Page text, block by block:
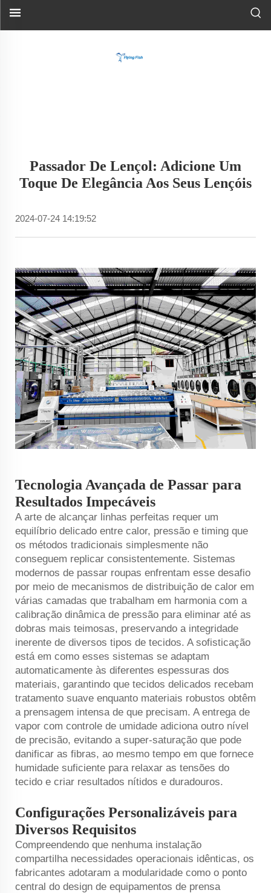
Passador De Lençol: Adicione Um
Toque De Elegância Aos Seus Lençóis
2024-07-24 14:19:52
Tecnologia Avançada de Passar para
Resultados Impecáveis
A arte de alcançar linhas perfeitas requer um
equilíbrio delicado entre calor, pressão e timing que
os métodos tradicionais simplesmente não
conseguem replicar consistentemente. Sistemas
modernos de passar roupas enfrentam esse desafio
por meio de mecanismos de distribuição de calor em
várias camadas que trabalham em harmonia com a
calibração dinâmica de pressão para eliminar até as
dobras mais teimosas, preservando a integridade
inerente de diversos tipos de tecidos. A sofisticação
está em como esses sistemas se adaptam
automaticamente às diferentes espessuras dos
materiais, garantindo que tecidos delicados recebam
tratamento suave enquanto materiais robustos obtêm
a prensagem intensa de que precisam. A entrega de
vapor com controle de umidade adiciona outro nível
de precisão, evitando a super-saturação que pode
danificar as fibras, ao mesmo tempo em que fornece
humidade suficiente para relaxar as tensões do
tecido e criar resultados nítidos e duradouros.
Configurações Personalizáveis para
Diversos Requisitos
Compreendendo que nenhuma instalação
compartilha necessidades operacionais idênticas, os
fabricantes adotaram a modularidade como o ponto
central do design de equipamentos de prensa